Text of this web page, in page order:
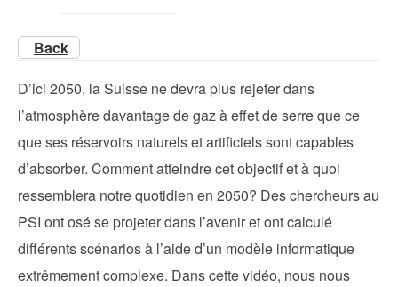
Back
D’ici 2050, la Suisse ne devra plus rejeter dans
l’atmosphère davantage de gaz à effet de serre que ce
que ses réservoirs naturels et artificiels sont capables
d’absorber. Comment atteindre cet objectif et à quoi
ressemblera notre quotidien en 2050? Des chercheurs au
PSI ont osé se projeter dans l’avenir et ont calculé
différents scénarios à l’aide d’un modèle informatique
extrêmement complexe. Dans cette vidéo, nous nous